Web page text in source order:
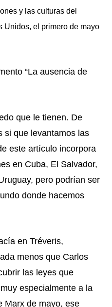
y las culturas del
Unidos, el primero de mayo
“La ausencia de
que le tienen. De
si que levantamos las
este artículo incorpora
en Cuba, El Salvador,
pero podrían ser
donde hacemos
en Tréveris,
menos que Carlos
las leyes que
especialmente a la
Marx de mayo, ese